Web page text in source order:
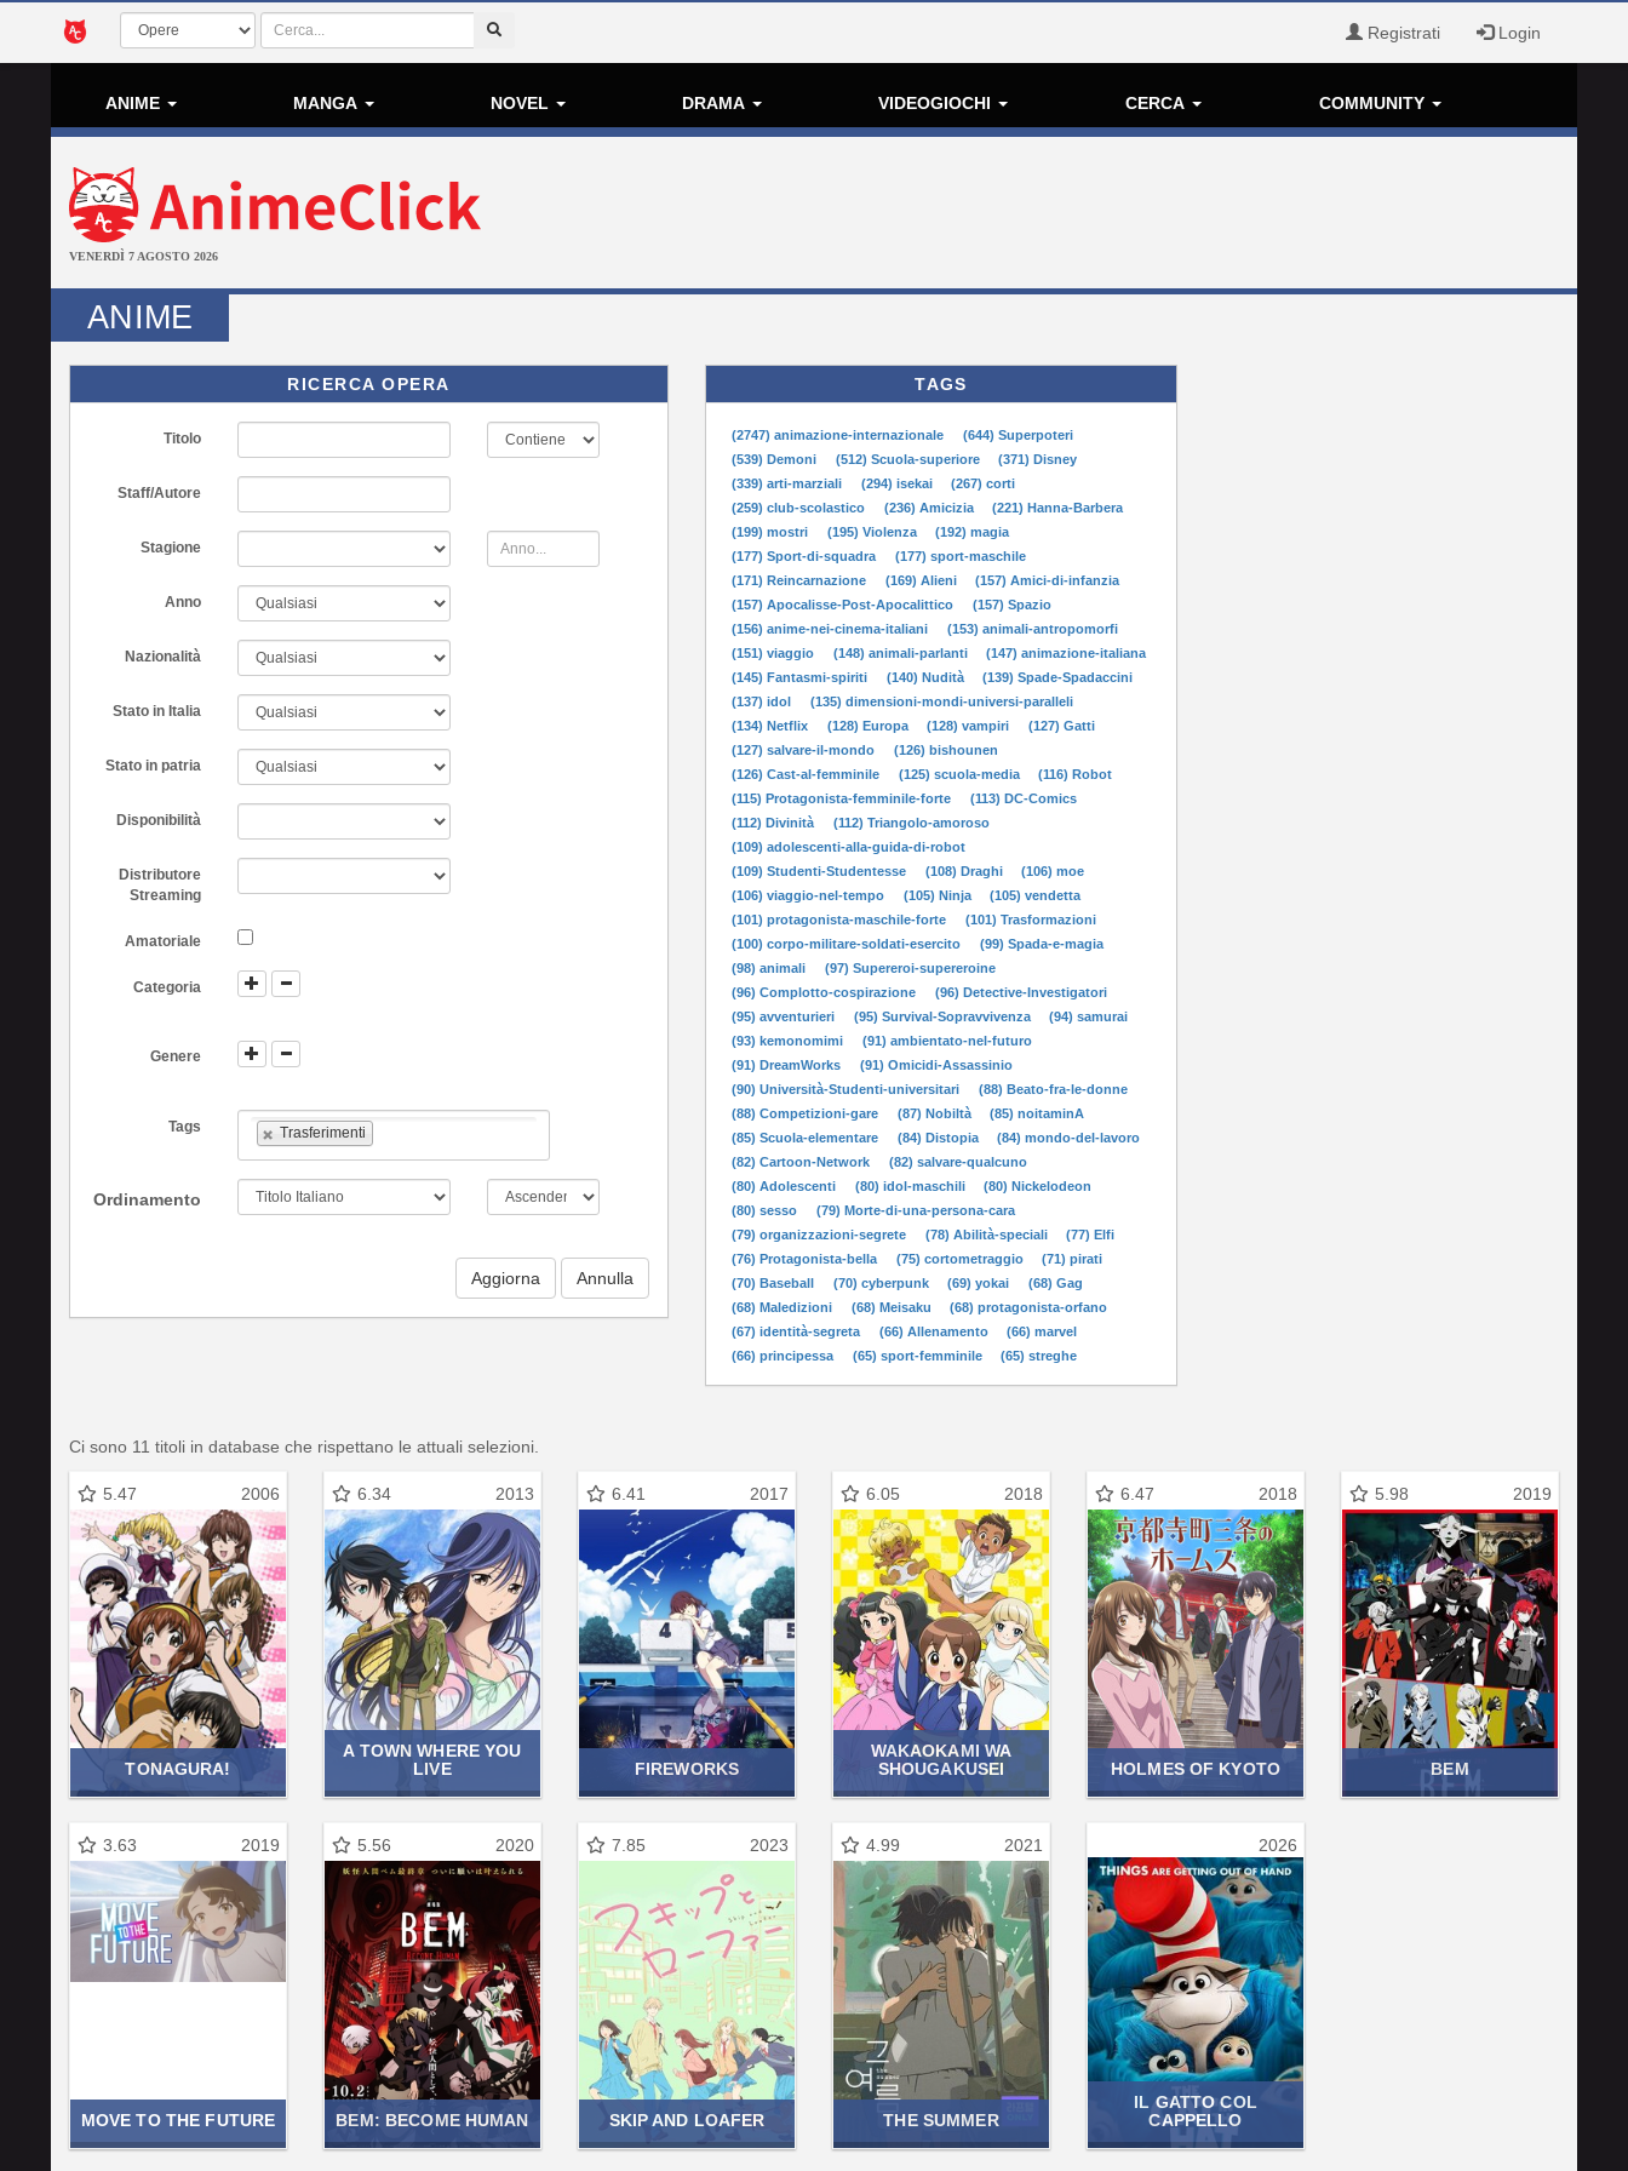
Registrati Login
ANIME MANGA NOVEL DRAMA VIDEOGIOCHI CERCA COMMUNITY
VENERDÌ 7 AGOSTO 2026
ANIME
RICERCA OPERA
Titolo
Staff/Autore
Stagione
Anno
Nazionalità
Stato in Italia
Stato in patria
Disponibilità
Distributore
Streaming
Amatoriale
Categoria
Genere
Tags Trasferimenti
Ordinamento
Aggiorna
TAGS
(2747) animazione-internazionale
(644) Superpoteri
(539) Demoni
(512) Scuola-superiore
(371) Disney
(339) arti-marziali
(294) isekai
(267) corti
(259) club-scolastico
(236) Amicizia
(221) Hanna-Barbera
(199) mostri
(195) Violenza
(192) magia
(177) Sport-di-squadra
(177) sport-maschile
(171) Reincarnazione
(169) Alieni
(157) Amici-di-infanzia
(157) Apocalisse-Post-Apocalittico
(157) Spazio
(156) anime-nei-cinema-italiani
(153) animali-antropomorfi
(151) viaggio
(148) animali-parlanti
(147) animazione-italiana
(145) Fantasmi-spiriti
(140) Nudità
(139) Spade-Spadaccini
(137) idol
(135) dimensioni-mondi-universi-paralleli
(134) Netflix
(128) Europa (128) vampiri
(127) Gatti
(127) salvare-il-mondo
(126) bishounen
(126) Cast-al-femminile
(125) scuola-media
(116) Robot
(115) Protagonista-femminile-forte
(113) DC-Comics
(112) Divinità
(112) Triangolo-amoroso
(109) adolescenti-alla-guida-di-robot
(109) Studenti-Studentesse
(108) Draghi
(106) moe
(106) viaggio-nel-tempo
(105) Ninja
(105) vendetta
(101) protagonista-maschile-forte
(101) Trasformazioni
(100) corpo-militare-soldati-esercito
(99) Spada-e-magia
(98) animali
(97) Supereroi-supereroine
(96) Complotto-cospirazione
(96) Detective-Investigatori
(95) avventurieri
(95) Survival-Sopravvivenza
(94) samurai
(93) kemonomimi
(91) ambientato-nel-futuro
(91) DreamWorks
(91) Omicidi-Assassinio
(90) Università-Studenti-universitari
(88) Beato-fra-le-donne
(88) Competizioni-gare
(87) Nobiltà
(85) noitaminA
(85) Scuola-elementare
(84) Distopia
(84) mondo-del-lavoro
(82) Cartoon-Network
(82) salvare-qualcuno
(80) Adolescenti
(80) idol-maschili
(80) Nickelodeon
(80) sesso
(79) Morte-di-una-persona-cara
(79) organizzazioni-segrete
(78) Abilità-speciali
(77) Elfi
(76) Protagonista-bella
(75) cortometraggio
(71) pirati
(70) Baseball
(70) cyberpunk (69) yokai
(68) Gag
(68) Maledizioni
(68) Meisaku
(68) protagonista-orfano
(67) identità-segreta
(66) Allenamento
(66) marvel
(66) principessa
(65) sport-femminile (65) streghe
Ci sono 11 titoli in database che rispettano le attuali selezioni.
5.47 2006
TONAGURA!
6.34 2013
A TOWN WHERE YOU
LIVE
6.41 2017
FIREWORKS
6.05 2018
WAKAOKAMI WA
SHOUGAKUSEI
6.47 2018
HOLMES OF KYOTO
5.98 2019
BEM
3.63 2019
MOVE TO THE FUTURE
5.56 2020
BEM: BECOME HUMAN
7.85 2023
SKIP AND LOAFER
4.99 2021
THE SUMMER
2026
IL GATTO COL
CAPPELLO